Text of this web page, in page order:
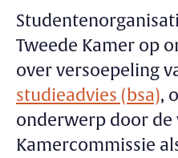
Tweede Kamer op
over versoepeling
studieadvies (bsa),
onderwerp door de
Kamercommissie